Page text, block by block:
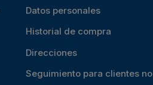
Datos personales
Historial de compra
Direcciones
Seguimiento para clientes no